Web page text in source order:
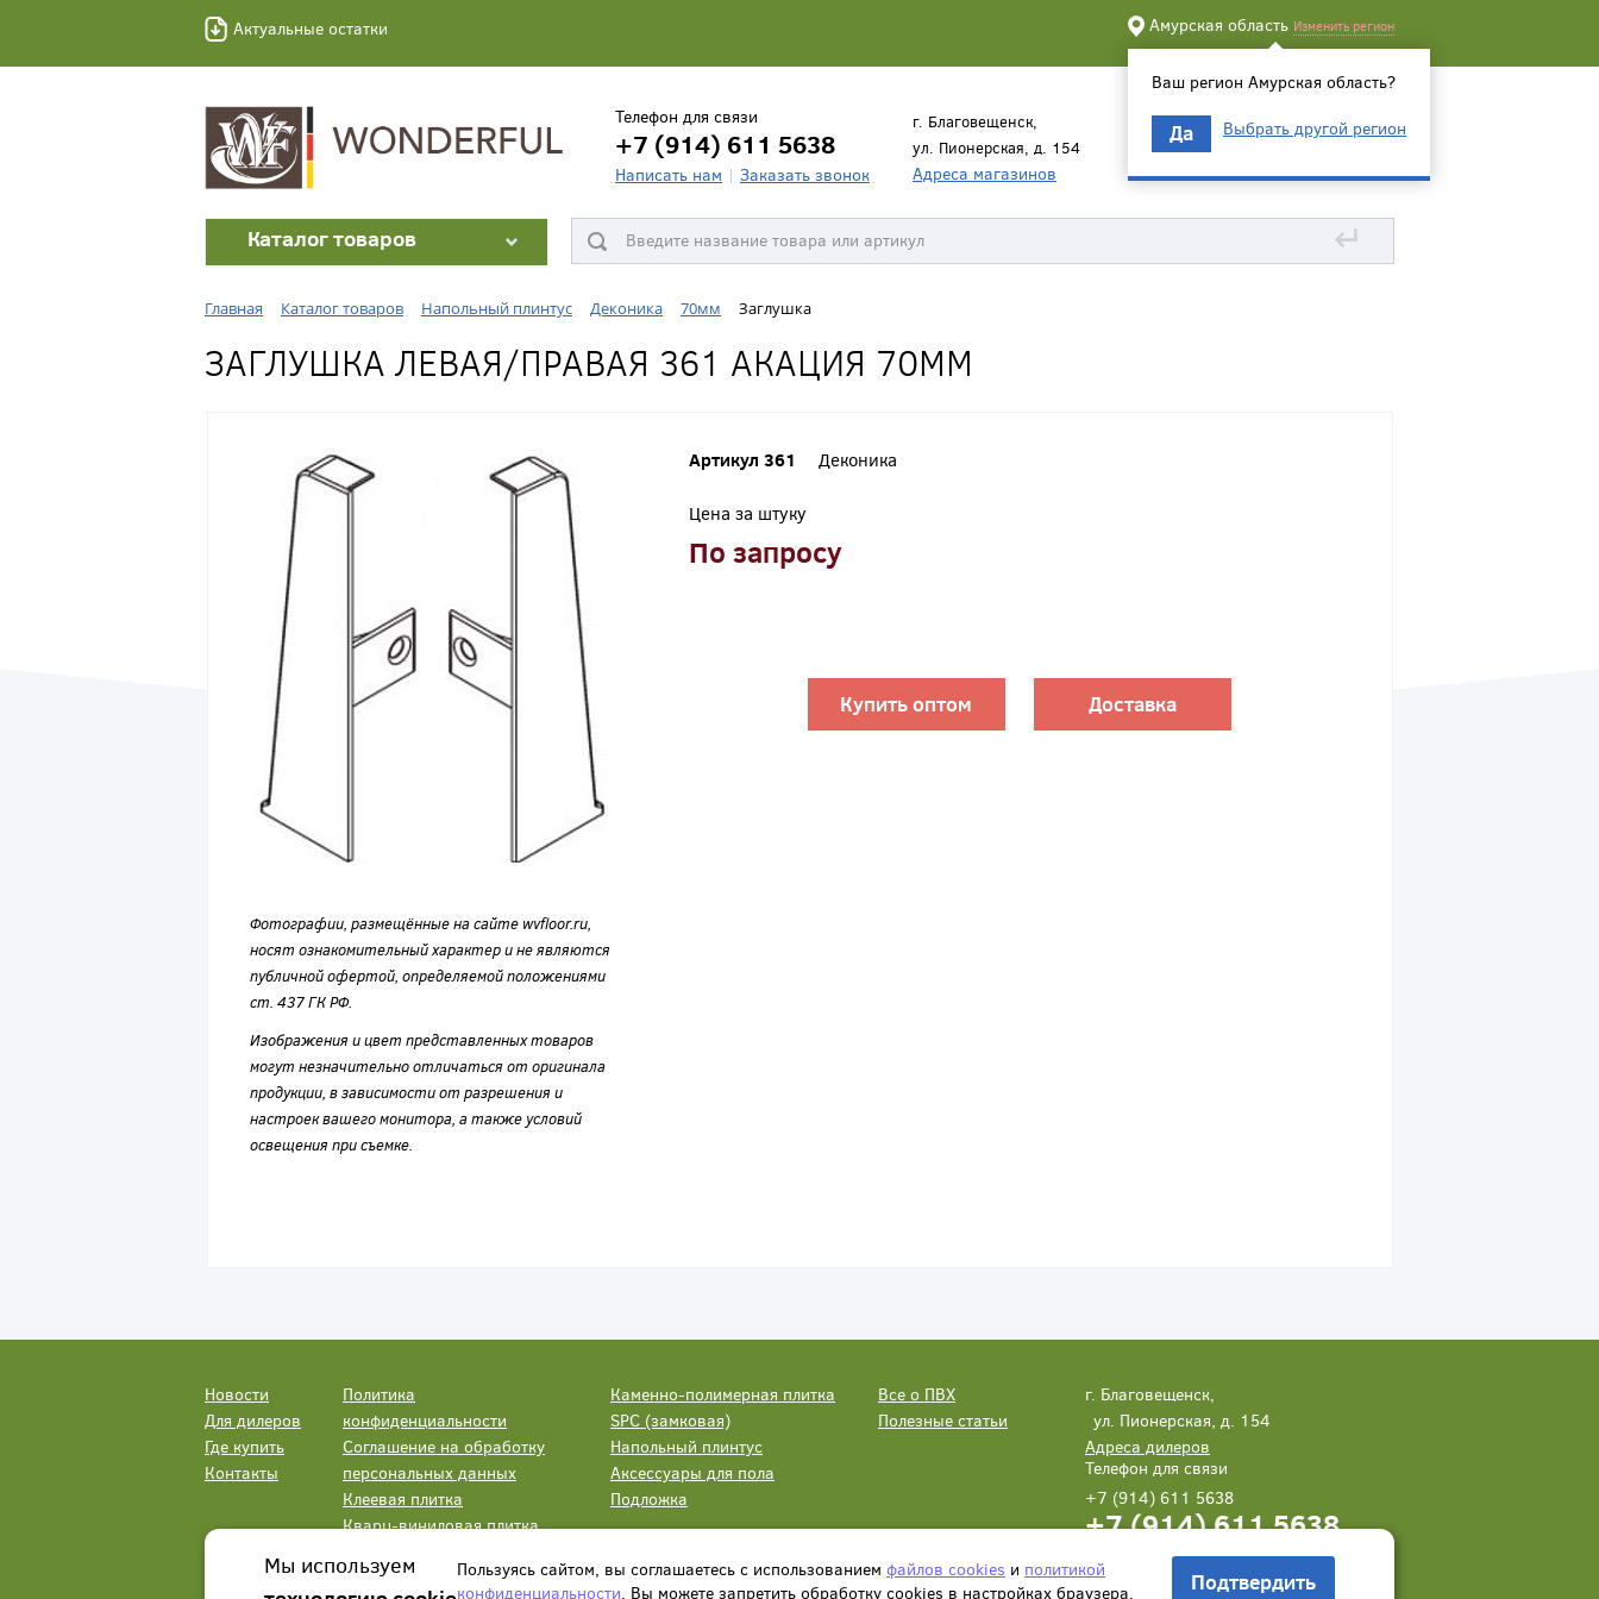
Актуальные остатки Амурская область Изменить регион
Ваш регион Амурская область?
Да Выбрать другой регион
Телефон для связи
+7 (914) 611 5638
Написать нам Заказать звонок
г. Благовещенск,
ул. Пионерская, д. 154
Адреса магазинов
Каталог товаров ↵
Главная Каталог товаров Напольный плинтус Деконика 70мм Заглушка
ЗАГЛУШКА ЛЕВАЯ/ПРАВАЯ 361 АКАЦИЯ 70ММ
Фотографии, размещённые на сайте wvfloor.ru,
носят ознакомительный характер и не являются
публичной офертой, определяемой положениями
ст. 437 ГК РФ.
Изображения и цвет представленных товаров
могут незначительно отличаться от оригинала
продукции, в зависимости от разрешения и
настроек вашего монитора, а также условий
освещения при съемке.
Артикул 361 Деконика
Цена за штуку
По запросу
Купить оптом Доставка
Новости
Для дилеров
Где купить
Контакты
Политика
конфиденциальности
Соглашение на обработку
персональных данных
Клеевая плитка
Кварц-виниловая плитка
Каменно-полимерная плитка
SPC (замковая)
Напольный плинтус
Аксессуары для пола
Подложка
Все о ПВХ
Полезные статьи
г. Благовещенск,
ул. Пионерская, д. 154
Адреса дилеров
Телефон для связи
+7 (914) 611 5638
+7 (914) 611 5638
Написать нам Заказать звонок
Мы используем
Пользуясь сайтом, вы соглашаетесь с использованием файлов cookies и политикой
конфиденциальности. Вы можете запретить обработку сookies в настройках браузера. Подтвердить